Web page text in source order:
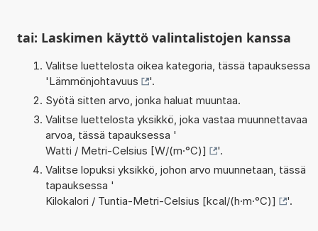
tai: Laskimen käyttö valintalistojen kanssa
Valitse luettelosta oikea kategoria, tässä tapauksessa
'Lämmönjohtavuus
'.
Syötä sitten arvo, jonka haluat muuntaa.
Valitse luettelosta yksikkö, joka vastaa muunnettavaa
arvoa, tässä tapauksessa '
Watti / Metri-Celsius [W/(m·°C)]
'.
Valitse lopuksi yksikkö, johon arvo muunnetaan, tässä
tapauksessa '
Kilokalori / Tuntia-Metri-Celsius [kcal/(h·m·°C)]
'.